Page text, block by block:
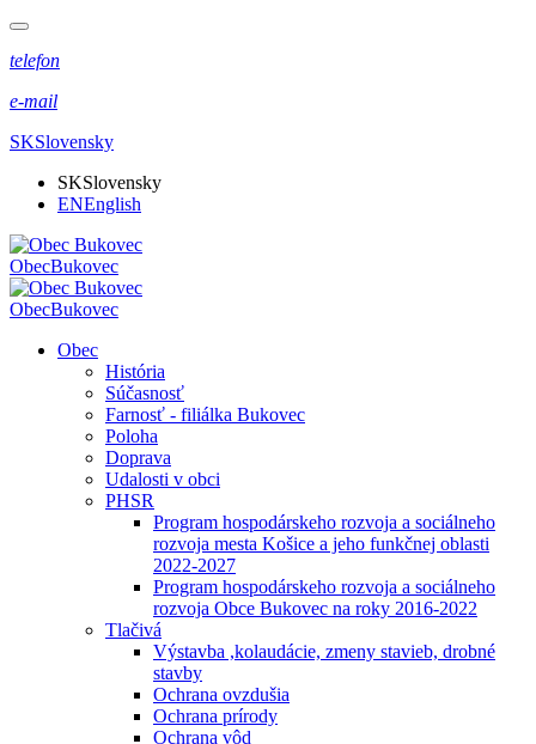
telefon
e-mail
SKSlovensky
SKSlovensky
ENEnglish
ObecBukovec
ObecBukovec
Obec
História
Súčasnosť
Farnosť - filiálka Bukovec
Poloha
Doprava
Udalosti v obci
PHSR
Program hospodárskeho rozvoja a sociálneho
rozvoja mesta Košice a jeho funkčnej oblasti
2022-2027
Program hospodárskeho rozvoja a sociálneho
rozvoja Obce Bukovec na roky 2016-2022
Tlačivá
Výstavba ,kolaudácie, zmeny stavieb, drobné
stavby
Ochrana ovzdušia
Ochrana prírody
Ochrana vôd